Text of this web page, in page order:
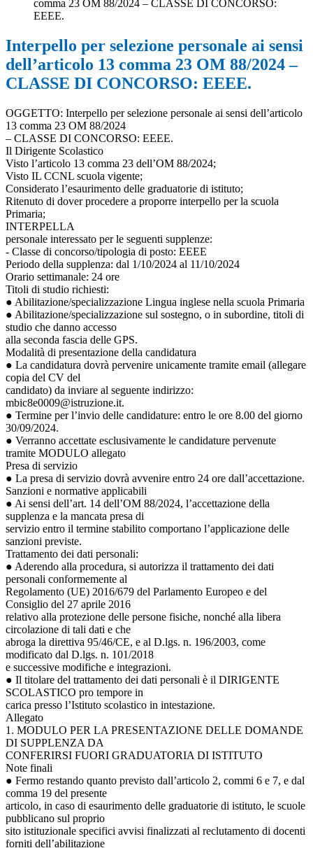
comma 23 OM 88/2024 – CLASSE DI CONCORSO:
EEEE.
Interpello per selezione personale ai sensi
dell’articolo 13 comma 23 OM 88/2024 –
CLASSE DI CONCORSO: EEEE.
OGGETTO: Interpello per selezione personale ai sensi dell’articolo
13 comma 23 OM 88/2024
– CLASSE DI CONCORSO: EEEE.
Il Dirigente Scolastico
Visto l’articolo 13 comma 23 dell’OM 88/2024;
Visto IL CCNL scuola vigente;
Considerato l’esaurimento delle graduatorie di istituto;
Ritenuto di dover procedere a proporre interpello per la scuola
Primaria;
INTERPELLA
personale interessato per le seguenti supplenze:
- Classe di concorso/tipologia di posto: EEEE
Periodo della supplenza: dal 1/10/2024 al 11/10/2024
Orario settimanale: 24 ore
Titoli di studio richiesti:
● Abilitazione/specializzazione Lingua inglese nella scuola Primaria
● Abilitazione/specializzazione sul sostegno, o in subordine, titoli di
studio che danno accesso
alla seconda fascia delle GPS.
Modalità di presentazione della candidatura
● La candidatura dovrà pervenire unicamente tramite email (allegare
copia del CV del
candidato) da inviare al seguente indirizzo:
mbic8e0009@istruzione.it.
● Termine per l’invio delle candidature: entro le ore 8.00 del giorno
30/09/2024.
● Verranno accettate esclusivamente le candidature pervenute
tramite MODULO allegato
Presa di servizio
● La presa di servizio dovrà avvenire entro 24 ore dall’accettazione.
Sanzioni e normative applicabili
● Ai sensi dell’art. 14 dell’OM 88/2024, l’accettazione della
supplenza e la mancata presa di
servizio entro il termine stabilito comportano l’applicazione delle
sanzioni previste.
Trattamento dei dati personali:
● Aderendo alla procedura, si autorizza il trattamento dei dati
personali conformemente al
Regolamento (UE) 2016/679 del Parlamento Europeo e del
Consiglio del 27 aprile 2016
relativo alla protezione delle persone fisiche, nonché alla libera
circolazione di tali dati e che
abroga la direttiva 95/46/CE, e al D.lgs. n. 196/2003, come
modificato dal D.lgs. n. 101/2018
e successive modifiche e integrazioni.
● Il titolare del trattamento dei dati personali è il DIRIGENTE
SCOLASTICO pro tempore in
carica presso l’Istituto scolastico in intestazione.
Allegato
1. MODULO PER LA PRESENTAZIONE DELLE DOMANDE
DI SUPPLENZA DA
CONFERIRSI FUORI GRADUATORIA DI ISTITUTO
Note finali
● Fermo restando quanto previsto dall’articolo 2, commi 6 e 7, e dal
comma 19 del presente
articolo, in caso di esaurimento delle graduatorie di istituto, le scuole
pubblicano sul proprio
sito istituzionale specifici avvisi finalizzati al reclutamento di docenti
forniti dell’abilitazione